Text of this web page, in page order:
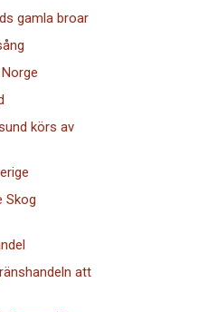
gamla broar
körs av
Skog
att